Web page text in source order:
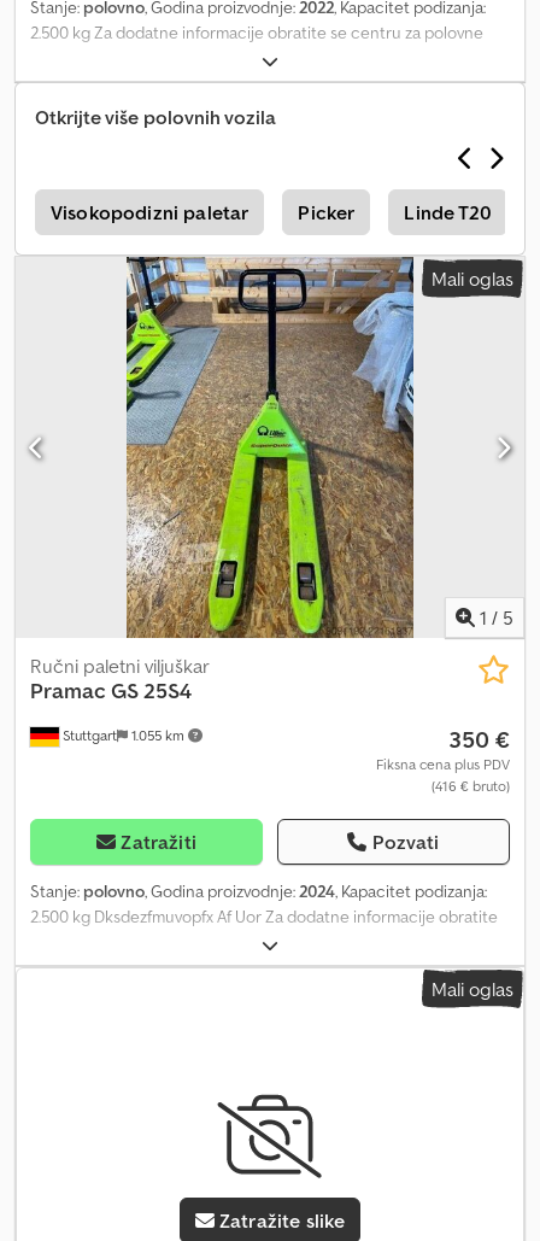
Stanje: polovno, Godina proizvodnje:2022, Kapacitet podizanja:
2.500 kg Za dodatne informacije obratite se centru za polovne
Otkrijte više polovnih vozila
Visokopodizni paletar Picker Linde T20
Mali oglas
1 / 5
Stuttgart 1.055 km
Ručni paletni viljuškar
Pramac GS 25S4
350 €
Fiksna cena plus PDV
(416 € bruto)
Zatražiti Pozvati
Stanje: polovno, Godina proizvodnje:2024, Kapacitet podizanja:
2.500 kg Dksdezfmuvopfx Af Uor Za dodatne informacije obratite
Mali oglas
Zatražite slike